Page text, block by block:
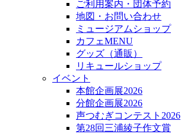
ご利用案内・団体予約
地図・お問い合わせ
ミュージアムショップ
カフェMENU
グッズ（通販）
リキュールショップ
イベント
本館企画展2026
分館企画展2026
声つむぎコンテスト2026
第28回三浦綾子作文賞